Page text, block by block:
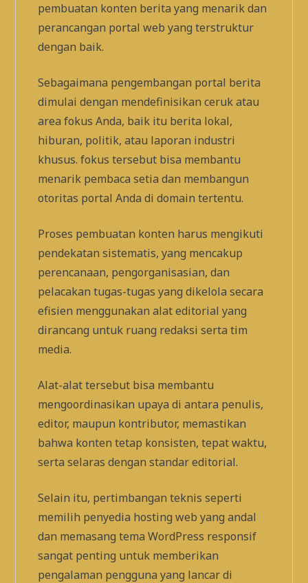
pembuatan konten berita yang menarik dan
perancangan portal web yang terstruktur
dengan baik.
Sebagaimana pengembangan portal berita
dimulai dengan mendefinisikan ceruk atau
area fokus Anda, baik itu berita lokal,
hiburan, politik, atau laporan industri
khusus. fokus tersebut bisa membantu
menarik pembaca setia dan membangun
otoritas portal Anda di domain tertentu.
Proses pembuatan konten harus mengikuti
pendekatan sistematis, yang mencakup
perencanaan, pengorganisasian, dan
pelacakan tugas-tugas yang dikelola secara
efisien menggunakan alat editorial yang
dirancang untuk ruang redaksi serta tim
media.
Alat-alat tersebut bisa membantu
mengoordinasikan upaya di antara penulis,
editor, maupun kontributor, memastikan
bahwa konten tetap konsisten, tepat waktu,
serta selaras dengan standar editorial.
Selain itu, pertimbangan teknis seperti
memilih penyedia hosting web yang andal
dan memasang tema WordPress responsif
sangat penting untuk memberikan
pengalaman pengguna yang lancar di